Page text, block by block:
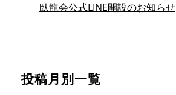
臥龍会公式LINE開設のお知らせ
投稿月別一覧